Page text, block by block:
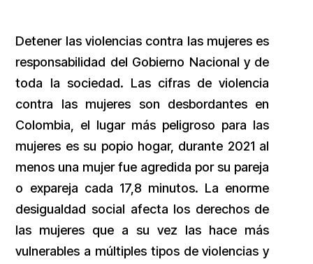
Detener las violencias contra las mujeres es
responsabilidad del Gobierno Nacional y de
toda la sociedad. Las cifras de violencia
contra las mujeres son desbordantes en
Colombia, el lugar más peligroso para las
mujeres es su popio hogar, durante 2021 al
menos una mujer fue agredida por su pareja
o expareja cada 17,8 minutos. La enorme
desigualdad social afecta los derechos de
las mujeres que a su vez las hace más
vulnerables a múltiples tipos de violencias y